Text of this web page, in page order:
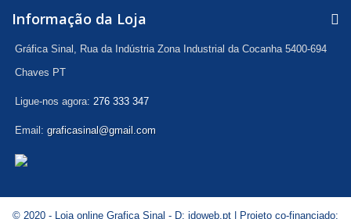
© 2020 - Loja online Grafica Sinal - D: idoweb.pt | Projeto co-financiado:
Informação da Loja
Gráfica Sinal, Rua da Indústria Zona Industrial da Cocanha 5400-694
Chaves PT
Ligue-nos agora: 276 333 347
Email: graficasinal@gmail.com